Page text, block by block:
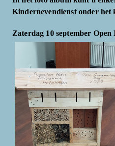
Kindernevendienst onder het
Zaterdag 10 september